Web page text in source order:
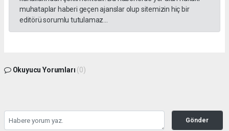
muhataplar haberi geçen ajanslar olup sitemizin hiç bir
editörü sorumlu tutulamaz...
Okuyucu Yorumları (0)
Gönder